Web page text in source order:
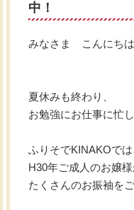
中！
みなさま こんにちは
夏休みも終わり、
お勉強にお仕事に忙
ふりそでKINAKOでは
H30年ご成人のお嬢
たくさんのお振袖を